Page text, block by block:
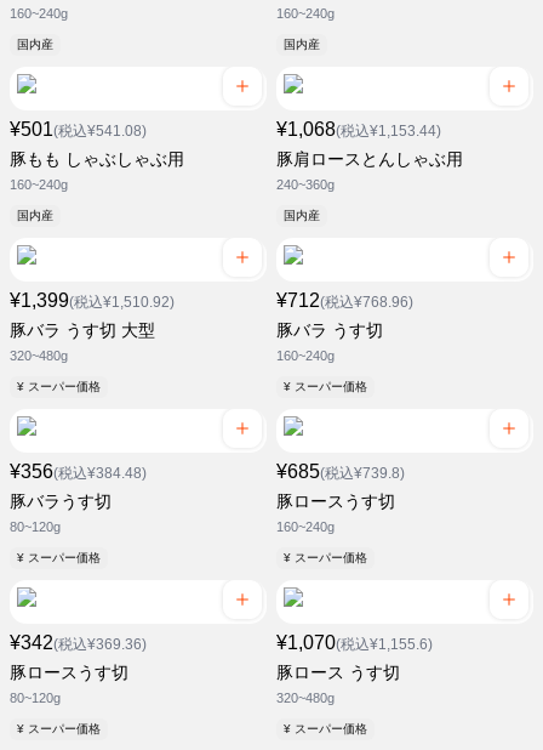
160~240g
国内産
160~240g
国内産
¥501(税込¥541.08)
豚もも しゃぶしゃぶ用
160~240g
国内産
¥1,068(税込¥1,153.44)
豚肩ロースとんしゃぶ用
240~360g
国内産
¥1,399(税込¥1,510.92)
豚バラ うす切 大型
320~480g
¥ スーパー価格
¥712(税込¥768.96)
豚バラ うす切
160~240g
¥ スーパー価格
¥356(税込¥384.48)
豚バラうす切
80~120g
¥ スーパー価格
¥685(税込¥739.8)
豚ロースうす切
160~240g
¥ スーパー価格
¥342(税込¥369.36)
豚ロースうす切
80~120g
¥ スーパー価格
¥1,070(税込¥1,155.6)
豚ロース うす切
320~480g
¥ スーパー価格